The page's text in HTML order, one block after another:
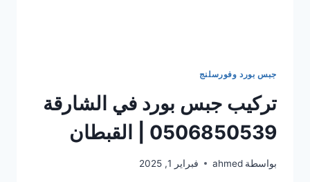
جبس بورد وفورسلنج
تركيب جبس بورد في الشارقة
0506850539 | القبطان
بواسطة ahmed فبراير 1, 2025